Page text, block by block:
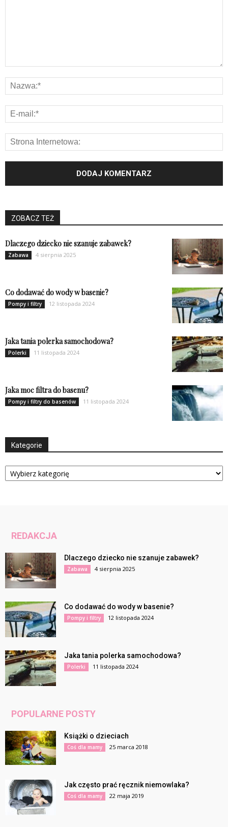
ZOBACZ TEŻ
Dlaczego dziecko nie szanuje zabawek?
Zabawa 4 sierpnia 2025
Co dodawać do wody w basenie?
Pompy i filtry 12 listopada 2024
Jaka tania polerka samochodowa?
Polerki 11 listopada 2024
Jaka moc filtra do basenu?
Pompy i filtry do basenów 11 listopada 2024
Kategorie
Kategorie
REDAKCJA
Dlaczego dziecko nie szanuje zabawek?
Zabawa 4 sierpnia 2025
Co dodawać do wody w basenie?
Pompy i filtry 12 listopada 2024
Jaka tania polerka samochodowa?
Polerki 11 listopada 2024
POPULARNE POSTY
Książki o dzieciach
Coś dla mamy 25 marca 2018
Jak często prać ręcznik niemowlaka?
Coś dla mamy 22 maja 2019